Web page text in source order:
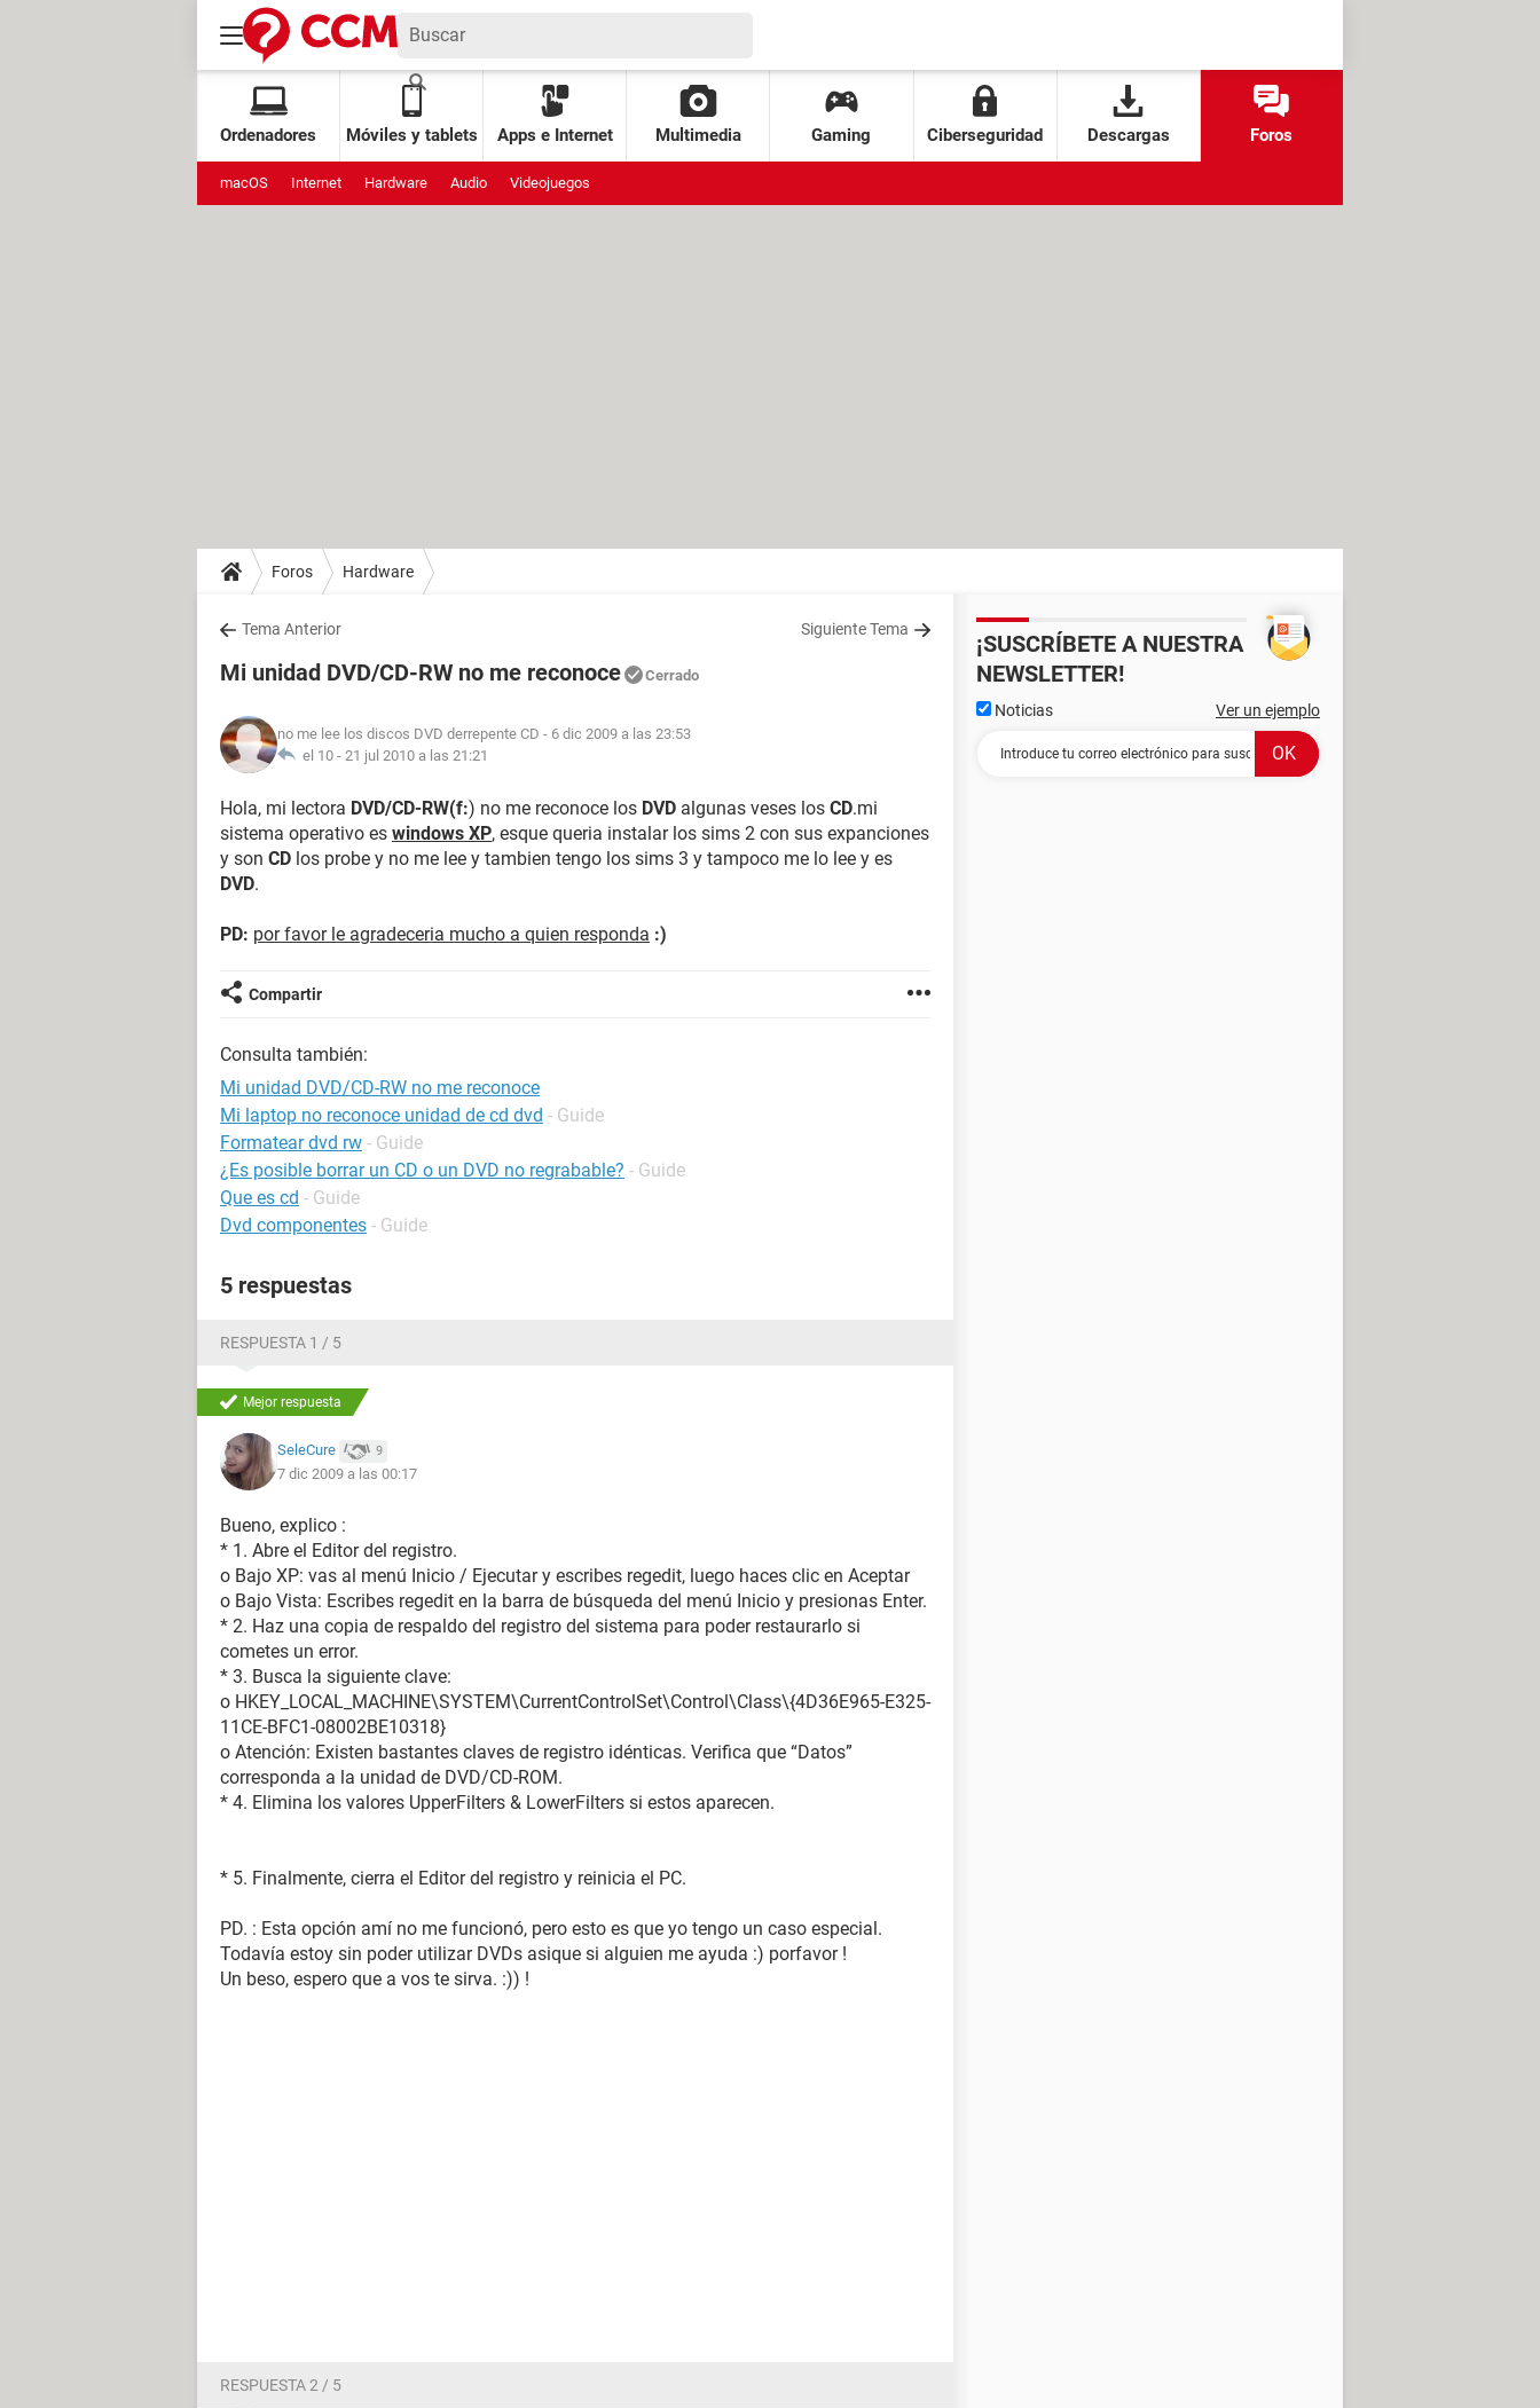
Ordenadores Móviles y tablets Apps e Internet Multimedia Gaming Ciberseguridad Descargas Foros
macOS Internet Hardware Audio Videojuegos
Foros Hardware
Tema Anterior Siguiente Tema
Mi unidad DVD/CD-RW no me reconoce Cerrado
no me lee los discos DVD derrepente CD - 6 dic 2009 a las 23:53
el 10 - 21 jul 2010 a las 21:21
Hola, mi lectora DVD/CD-RW(f:) no me reconoce los DVD algunas veses los CD.mi
sistema operativo es windows XP, esque queria instalar los sims 2 con sus expanciones
y son CD los probe y no me lee y tambien tengo los sims 3 y tampoco me lo lee y es
DVD.
PD: por favor le agradeceria mucho a quien responda :)
Compartir
Consulta también:
Mi unidad DVD/CD-RW no me reconoce
Mi laptop no reconoce unidad de cd dvd - Guide
Formatear dvd rw - Guide
¿Es posible borrar un CD o un DVD no regrabable? - Guide
Que es cd - Guide
Dvd componentes - Guide
5 respuestas
RESPUESTA 1 / 5
Mejor respuesta
SeleCure 9
7 dic 2009 a las 00:17
Bueno, explico :
* 1. Abre el Editor del registro.
o Bajo XP: vas al menú Inicio / Ejecutar y escribes regedit, luego haces clic en Aceptar
o Bajo Vista: Escribes regedit en la barra de búsqueda del menú Inicio y presionas Enter.
* 2. Haz una copia de respaldo del registro del sistema para poder restaurarlo si
cometes un error.
* 3. Busca la siguiente clave:
o HKEY_LOCAL_MACHINE\SYSTEM\CurrentControlSet\Control\Class\{4D36E965-E325-
11CE-BFC1-08002BE10318}
o Atención: Existen bastantes claves de registro idénticas. Verifica que “Datos”
corresponda a la unidad de DVD/CD-ROM.
* 4. Elimina los valores UpperFilters & LowerFilters si estos aparecen.
* 5. Finalmente, cierra el Editor del registro y reinicia el PC.
PD. : Esta opción amí no me funcionó, pero esto es que yo tengo un caso especial.
Todavía estoy sin poder utilizar DVDs asique si alguien me ayuda :) porfavor !
Un beso, espero que a vos te sirva. :)) !
RESPUESTA 2 / 5
¡SUSCRÍBETE A NUESTRA
NEWSLETTER!
Noticias Ver un ejemplo